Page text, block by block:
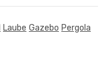
Laube Gazebo Pergola